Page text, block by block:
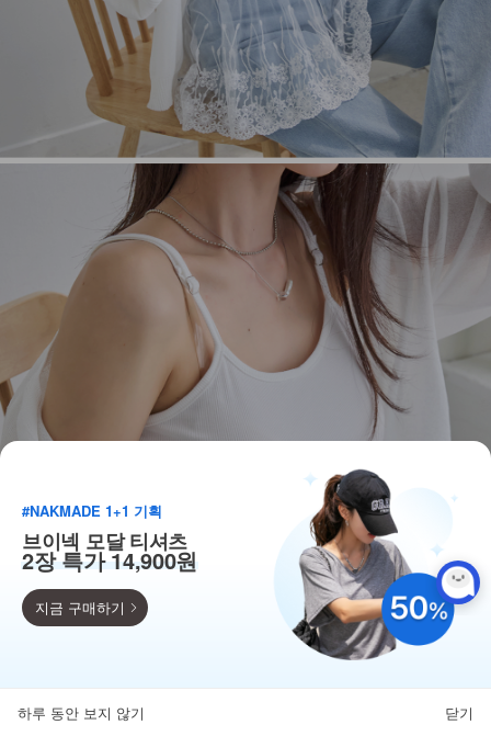
득템찬스
#NAKMADE 1+1 기획
브이넥 모달 티셔츠
2장 특가 14,900원
지금 구매하기
하루 동안 보지 않기 닫기
뒤로가기 카테고리 마이페이지